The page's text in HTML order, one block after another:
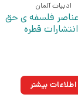
ادبیات آلمان
فلسفه ی حق
قطره
اطلاعات بیشتر